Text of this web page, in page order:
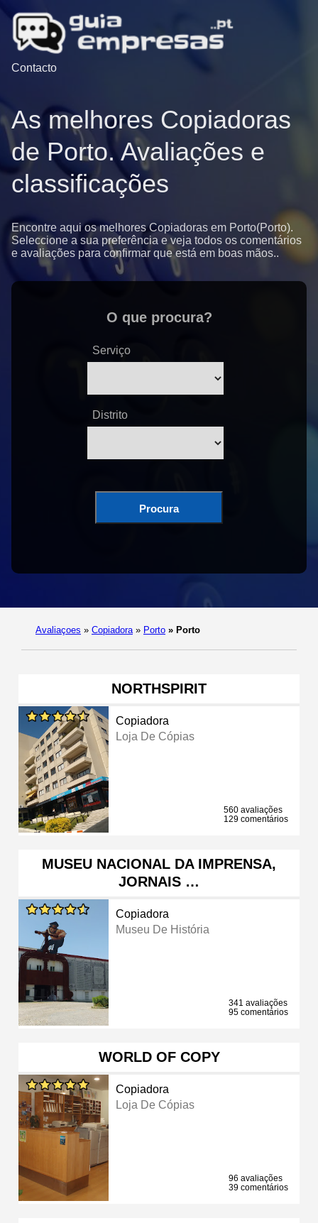
Contacto
As melhores Copiadoras
de Porto. Avaliações e
classificações
Encontre aqui os melhores Copiadoras em Porto(Porto).
Seleccione a sua preferência e veja todos os comentários
e avaliações para confirmar que está em boas mãos..
O que procura?
Serviço
Distrito
Procura
Avaliaçoes » Copiadora » Porto » Porto
NORTHSPIRIT
Copiadora
Loja De Cópias
560 avaliações
129 comentários
MUSEU NACIONAL DA IMPRENSA,
JORNAIS …
Copiadora
Museu De História
341 avaliações
95 comentários
WORLD OF COPY
Copiadora
Loja De Cópias
96 avaliações
39 comentários